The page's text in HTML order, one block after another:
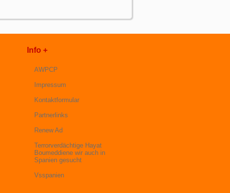
Info +
AWPCP
Impressum
Kontaktformular
Partnerlinks
Renew Ad
Terrorverdächtige Hayat
Boumeddiene wir auch in
Spanien gesucht
Vsspanien